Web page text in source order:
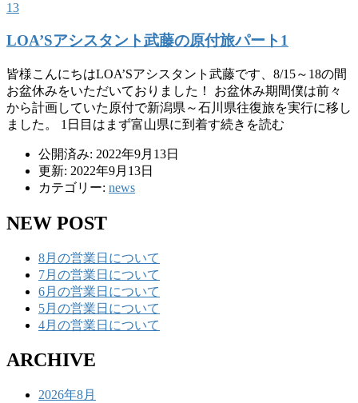
13
LOA’Sアシスタント武藤の原付旅パート1
皆様こんにちはLOA’Sアシスタント武藤です、8/15～18の間
お盆休みをいただいておりました！ お盆休み期間僕は前々
から計画していた原付で新潟県～石川県往復旅を実行に移し
ました。 1日目はまず富山県に到着す続きを読む
公開済み: 2022年9月13日
更新: 2022年9月13日
カテゴリー: news
NEW POST
8月の営業日について
7月の営業日について
6月の営業日について
5月の営業日について
4月の営業日について
ARCHIVE
2026年8月